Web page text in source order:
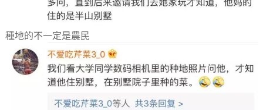
種地的不一定是農民